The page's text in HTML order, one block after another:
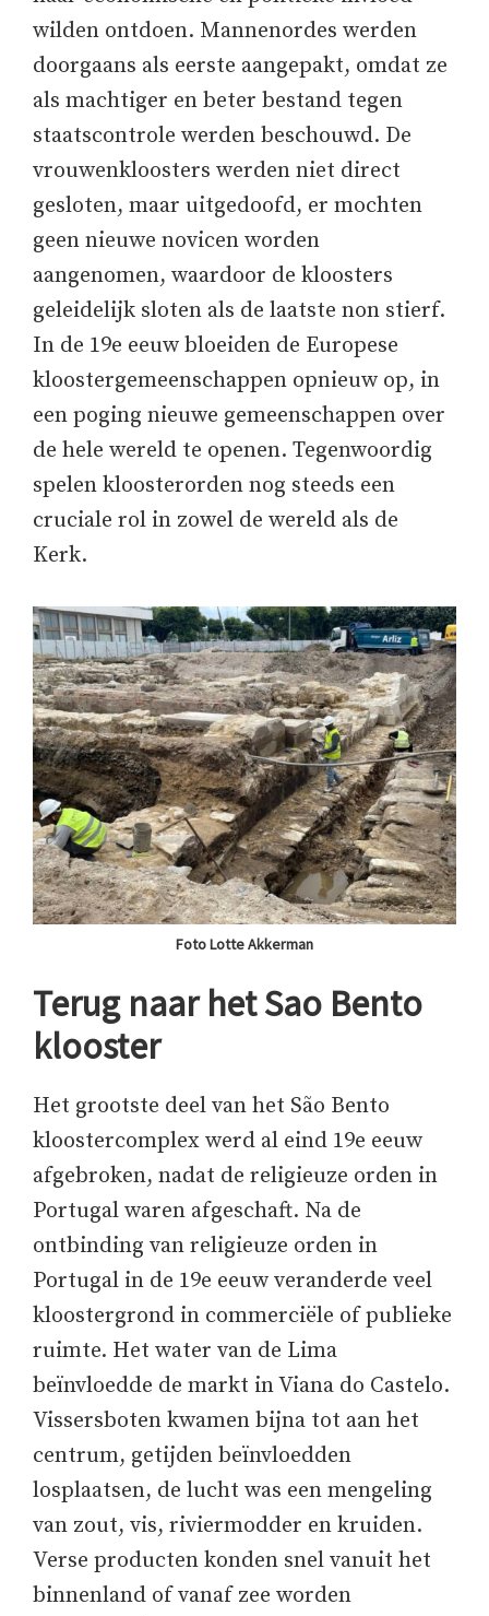
wilden ontdoen. Mannenordes werden
doorgaans als eerste aangepakt, omdat ze
als machtiger en beter bestand tegen
staatscontrole werden beschouwd. De
vrouwenkloosters werden niet direct
gesloten, maar uitgedoofd, er mochten
geen nieuwe novicen worden
aangenomen, waardoor de kloosters
geleidelijk sloten als de laatste non stierf.
In de 19e eeuw bloeiden de Europese
kloostergemeenschappen opnieuw op, in
een poging nieuwe gemeenschappen over
de hele wereld te openen. Tegenwoordig
spelen kloosterorden nog steeds een
cruciale rol in zowel de wereld als de
Kerk.
Foto Lotte Akkerman
Terug naar het Sao Bento
klooster
Het grootste deel van het São Bento
kloostercomplex werd al eind 19e eeuw
afgebroken, nadat de religieuze orden in
Portugal waren afgeschaft. Na de
ontbinding van religieuze orden in
Portugal in de 19e eeuw veranderde veel
kloostergrond in commerciële of publieke
ruimte. Het water van de Lima
beïnvloedde de markt in Viana do Castelo.
Vissersboten kwamen bijna tot aan het
centrum, getijden beïnvloedden
losplaatsen, de lucht was een mengeling
van zout, vis, riviermodder en kruiden.
Verse producten konden snel vanuit het
binnenland of vanaf zee worden